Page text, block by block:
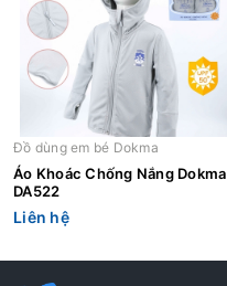
Đồ dùng em bé Dokma
Áo Khoác Chống Nắng Dokma
DA522
Liên hệ